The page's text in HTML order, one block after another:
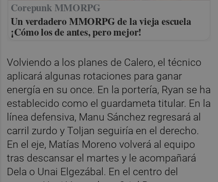
Corepunk MMORPG
Un verdadero MMORPG de la vieja escuela
¡Cómo los de antes, pero mejor!
Volviendo a los planes de Calero, el técnico
aplicará algunas rotaciones para ganar
energía en su once. En la portería, Ryan se ha
establecido como el guardameta titular. En la
línea defensiva, Manu Sánchez regresará al
carril zurdo y Toljan seguiría en el derecho.
En el eje, Matías Moreno volverá al equipo
tras descansar el martes y le acompañará
Dela o Unai Elgezábal. En el centro del